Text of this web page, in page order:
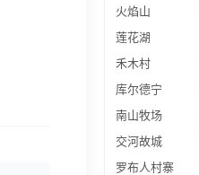
火焰山
莲花湖
禾木村
库尔德宁
南山牧场
交河故城
罗布人村寨